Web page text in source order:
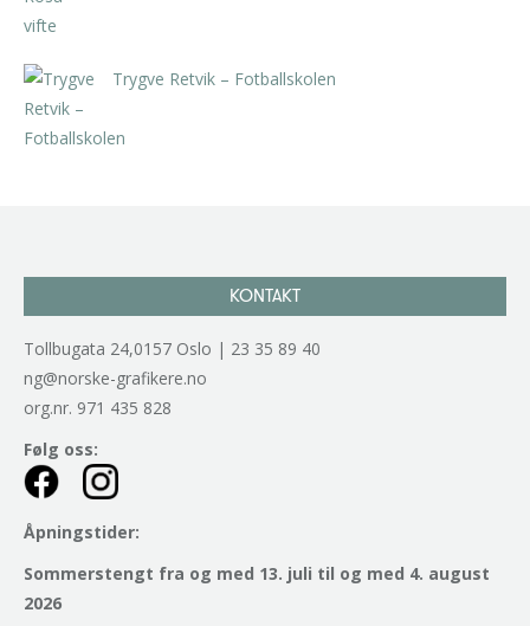
Trygve Retvik – Fotballskolen
KONTAKT
Tollbugata 24,0157 Oslo | 23 35 89 40
ng@norske-grafikere.no
org.nr. 971 435 828
Følg oss:
Åpningstider:
Sommerstengt fra og med 13. juli til og med 4. august
2026